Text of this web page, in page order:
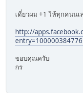
เดี๋ยวผม +1 ให้ทุกคนนเ
http://
ขอบคุณครับ
กร